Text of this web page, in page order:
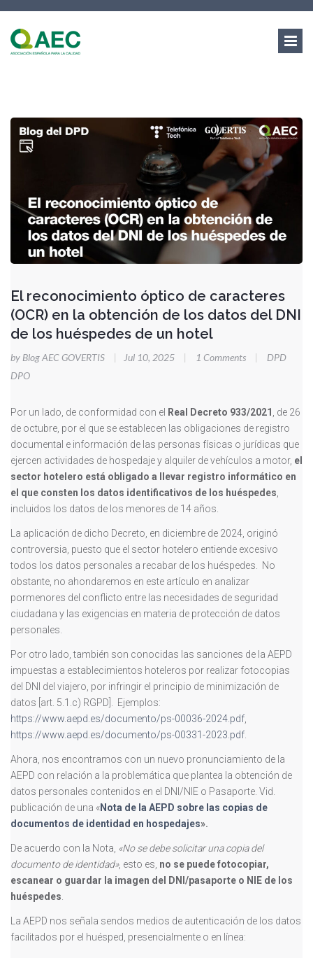
El reconocimiento óptico de caracteres
(OCR) en la obtención de los datos del DNI
de los huéspedes de un hotel
by Blog AEC GOVERTIS | Jul 10, 2025 | 1 Comments |
DPD
DPO
Por un lado, de conformidad con el Real Decreto 933/2021
, de 26
de octubre, por el que se establecen las obligaciones de registro
documental e información de las personas físicas o jurídicas que
ejercen actividades de hospedaje y alquiler de vehículos a motor, el
sector hotelero está obligado a llevar registro informático en
el que consten los datos identificativos de los huéspedes
incluidos los datos de los menores de 14 años.
La aplicación de dicho Decreto, en diciembre de 2024, originó
controversia, puesto que el sector hotelero entiende excesivo
todos los datos personales a recabar de los huéspedes. No
obstante, no ahondaremos en este artículo en analizar
pormenores del conflicto entre las necesidades de seguridad
ciudadana y las exigencias en materia de protección de datos
personales.
Por otro lado, también son conocidas las sanciones de la AEPD
impuestas a establecimientos hoteleros por realizar fotocopias
del DNI del viajero, por infringir el principio de minimización de
datos [art. 5.1.c) RGPD]. Ejemplos:
https://www.aepd.es/documento/ps-00036-2024.pdf
https://www.aepd.es/documento/ps-00331-2023.pdf
Ahora, nos encontramos con un nuevo pronunciamiento de la
AEPD con relación a la problemática que plantea la obtención de
datos personales contenidos en el DNI/NIE o Pasaporte. Vid.
publicación de una «Nota de la AEPD sobre las copias de
documentos de identidad en hospedajes».
De acuerdo con la Nota, «No se debe solicitar una copia del
documento de identidad», esto es, no se puedefotocopiar,
escanear o guardar la imagen del DNI/pasaporte o NIE de los
huéspedes
La AEPD nos señala sendos medios de autenticación de los datos
facilitados por el huésped, presencialmente o en línea: